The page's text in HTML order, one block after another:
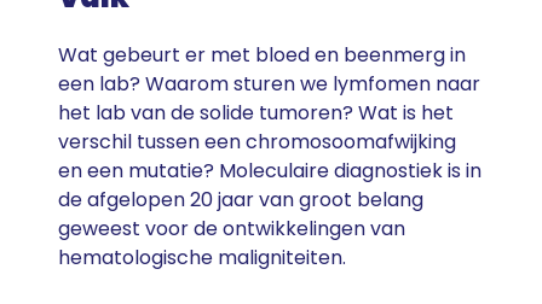
Wat gebeurt er met bloed en beenmerg in
een lab? Waarom sturen we lymfomen naar
het lab van de solide tumoren? Wat is het
verschil tussen een chromosoomafwijking
en een mutatie? Moleculaire diagnostiek is in
de afgelopen 20 jaar van groot belang
geweest voor de ontwikkelingen van
hematologische maligniteiten.